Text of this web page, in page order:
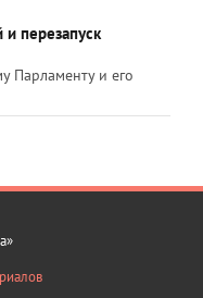
перезапуск
Парламенту и его